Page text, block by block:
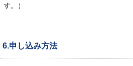
す。）
6.申し込み方法